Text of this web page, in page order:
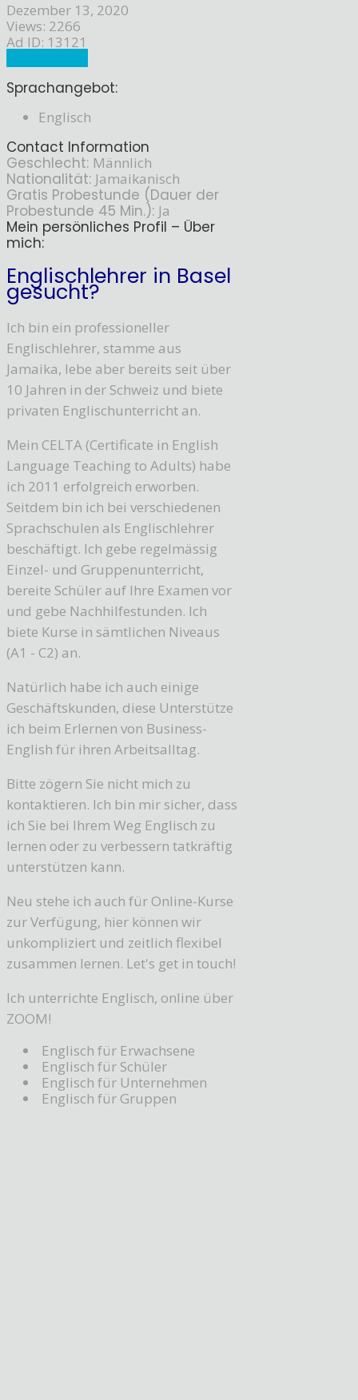
Dezember 13, 2020
Views: 2266
Ad ID: 13121
Sprachangebot:
Englisch
Contact Information
Geschlecht: Männlich
Nationalität: Jamaikanisch
Gratis Probestunde (Dauer der
Probestunde 45 Min.): Ja
Mein persönliches Profil – Über
mich:
Englischlehrer in Basel
gesucht?
Ich bin ein professioneller
Englischlehrer, stamme aus
Jamaika, lebe aber bereits seit über
10 Jahren in der Schweiz und biete
privaten Englischunterricht an.
Mein CELTA (Certificate in English
Language Teaching to Adults) habe
ich 2011 erfolgreich erworben.
Seitdem bin ich bei verschiedenen
Sprachschulen als Englischlehrer
beschäftigt. Ich gebe regelmässig
Einzel- und Gruppenunterricht,
bereite Schüler auf Ihre Examen vor
und gebe Nachhilfestunden. Ich
biete Kurse in sämtlichen Niveaus
(A1 - C2) an.
Natürlich habe ich auch einige
Geschäftskunden, diese Unterstütze
ich beim Erlernen von Business-
English für ihren Arbeitsalltag.
Bitte zögern Sie nicht mich zu
kontaktieren. Ich bin mir sicher, dass
ich Sie bei Ihrem Weg Englisch zu
lernen oder zu verbessern tatkräftig
unterstützen kann.
Neu stehe ich auch für Online-Kurse
zur Verfügung, hier können wir
unkompliziert und zeitlich flexibel
zusammen lernen. Let's get in touch!
Ich unterrichte Englisch, online über
ZOOM!
Englisch für Erwachsene
Englisch für Schüler
Englisch für Unternehmen
Englisch für Gruppen